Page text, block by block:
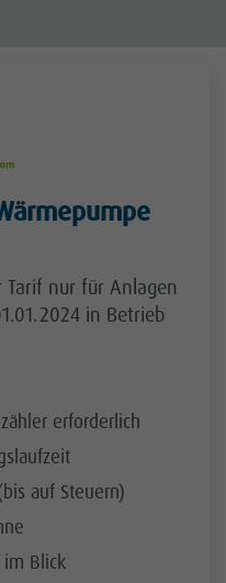
Tarif nur für Anlagen
in Betrieb
erforderlich
auf Steuern)
Blick